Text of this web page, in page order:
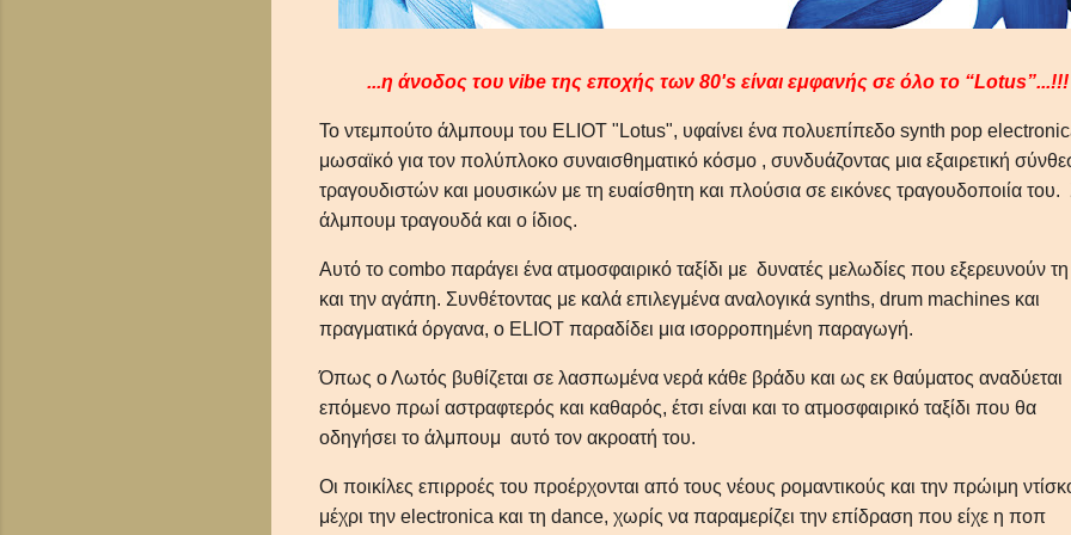
...η άνοδος του vibe της εποχής των 80's είναι εμφανής σε όλο το “Lotus”...!!!
Το ντεμπούτο άλμπουμ του ELIOT "Lotus", υφαίνει ένα πολυεπίπεδο synth pop
μωσαϊκό για τον πολύπλοκο συναισθηματικό κόσμο , συνδυάζοντας μια εξαιρετική
τραγουδιστών και μουσικών με τη ευαίσθητη και πλούσια σε εικόνες τραγουδοποιία του.
άλμπουμ τραγουδά και ο ίδιος.
Αυτό το combo παράγει ένα ατμοσφαιρικό ταξίδι με δυνατές μελωδίες που εξερευνούν
και την αγάπη. Συνθέτοντας με καλά επιλεγμένα αναλογικά synths, drum machines και
πραγματικά όργανα, ο ELIOT παραδίδει μια ισορροπημένη παραγωγή.
Όπως ο Λωτός βυθίζεται σε λασπωμένα νερά κάθε βράδυ και ως εκ θαύματος αναδύεται
επόμενο πρωί αστραφτερός και καθαρός, έτσι είναι και το ατμοσφαιρικό ταξίδι που θα
οδηγήσει το άλμπουμ αυτό τον ακροατή του.
Οι ποικίλες επιρροές του προέρχονται από τους νέους ρομαντικούς και την πρώιμη
μέχρι την electronica και τη dance, χωρίς να παραμερίζει την επίδραση που είχε η ποπ